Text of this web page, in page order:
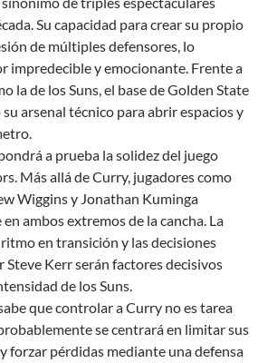
Su capacidad para crear su propio
de múltiples defensores, lo
impredecible y emocionante. Frente a
la de los Suns, el base de Golden State
arsenal técnico para abrir espacios y
a prueba la solidez del juego
Más allá de Curry, jugadores como
Wiggins y Jonathan Kuminga
ambos extremos de la cancha. La
en transición y las decisiones
Kerr serán factores decisivos
de los Suns.
que controlar a Curry no es tarea
se centrará en limitar sus
forzar pérdidas mediante una defensa